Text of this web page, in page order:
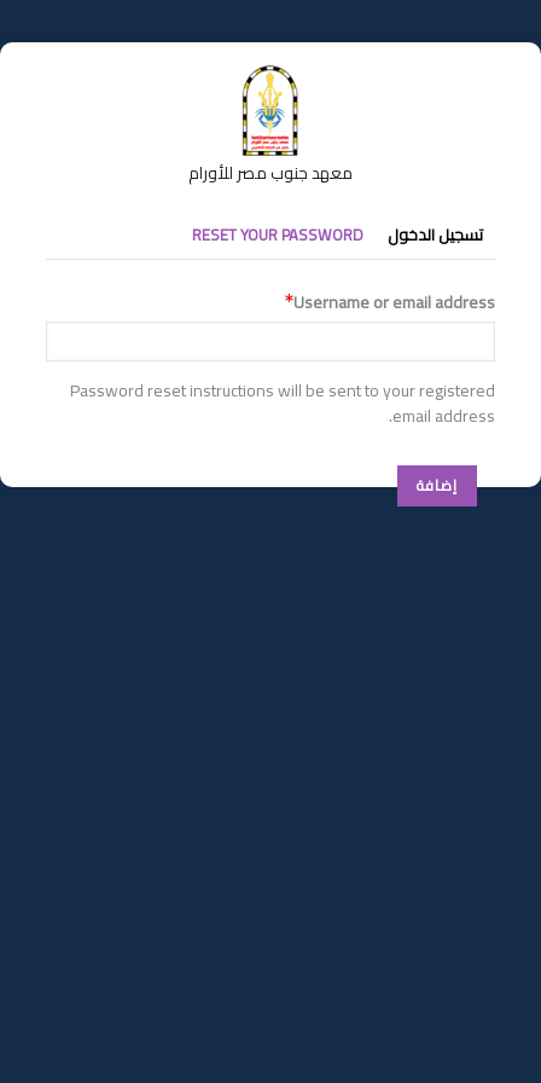
إلى
المحتوى
معهد جنوب مصر للأورام
التبويبات
الأساسية
تسجيل الدخول RESET YOUR PASSWORD
Username or email address
Password reset instructions will be sent to your registered
email address.